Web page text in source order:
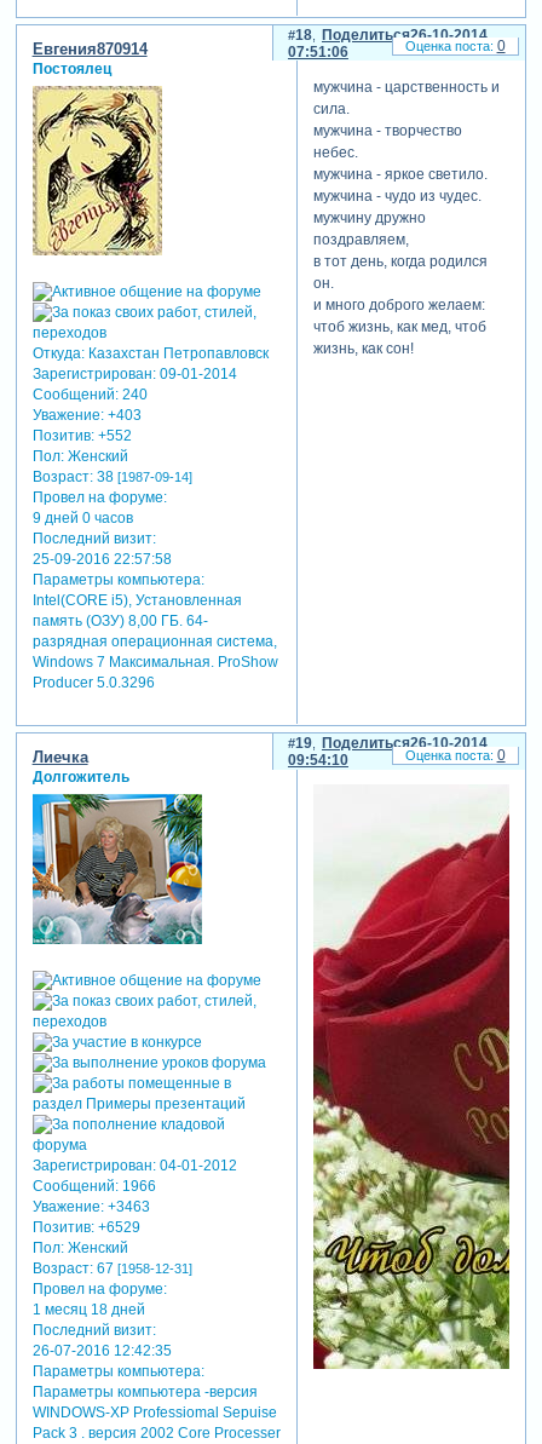
Поделиться
18
26-10-2014
07:51:06
Евгения870914
Постоялец
Откуда:Казахстан Петропавловск
Зарегистрирован: 09-01-2014
Сообщений:240
Уважение: +403
Позитив: +552
Пол:Женский
Возраст:38 [1987-09-14]
Провел на форуме:
9 дней 0 часов
Последний визит:
25-09-2016 22:57:58
Параметры компьютера:
Intel(CORE i5), Установленная
память (ОЗУ) 8,00 ГБ. 64-
разрядная операционная система,
Windows 7 Максимальная. ProShow
Producer 5.0.3296
мужчина - царственность и
сила.
мужчина - творчество
небес.
мужчина - яркое светило.
мужчина - чудо из чудес.
мужчину дружно
поздравляем,
в тот день, когда родился
он.
и много доброго желаем:
чтоб жизнь, как мед, чтоб
жизнь, как сон!
0
Поделиться
19
26-10-2014
09:54:10
Лиечка
Долгожитель
Зарегистрирован: 04-01-2012
Сообщений:1966
Уважение: +3463
Позитив: +6529
Пол:Женский
Возраст:67 [1958-12-31]
Провел на форуме:
1 месяц 18 дней
Последний визит:
26-07-2016 12:42:35
Параметры компьютера:
Параметры компьютера -версия
WINDOWS-XP Professiomal Sepuise
Pack 3 . версия 2002 Core Processer
0